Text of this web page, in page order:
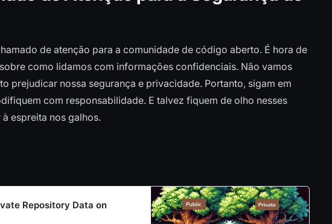
de atenção para a comunidade de código aberto. É hora de
como lidamos com informações confidenciais. Não vamos
prejudicar nossa segurança e privacidade. Portanto, sigam em
com responsabilidade. E talvez fiquem de olho nesses
espreita nos galhos.
Repository Data on